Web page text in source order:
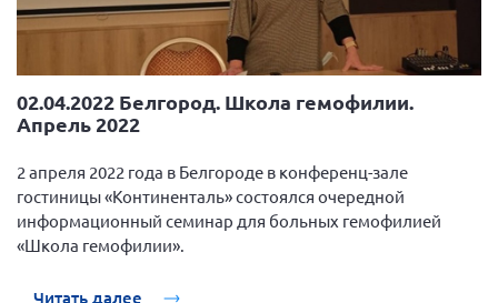
02.04.2022 Белгород. Школа гемофилии.
Апрель 2022
2 апреля 2022 года в Белгороде в конференц-зале
гостиницы «Континенталь» состоялся очередной
информационный семинар для больных гемофилией
«Школа гемофилии».
Читать далее